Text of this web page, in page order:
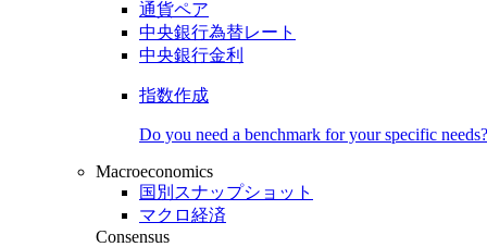
通貨ペア
中央銀行為替レート
中央銀行金利
指数作成
Do you need a benchmark for your specific needs?
Macroeconomics
国別スナップショット
マクロ経済
Consensus